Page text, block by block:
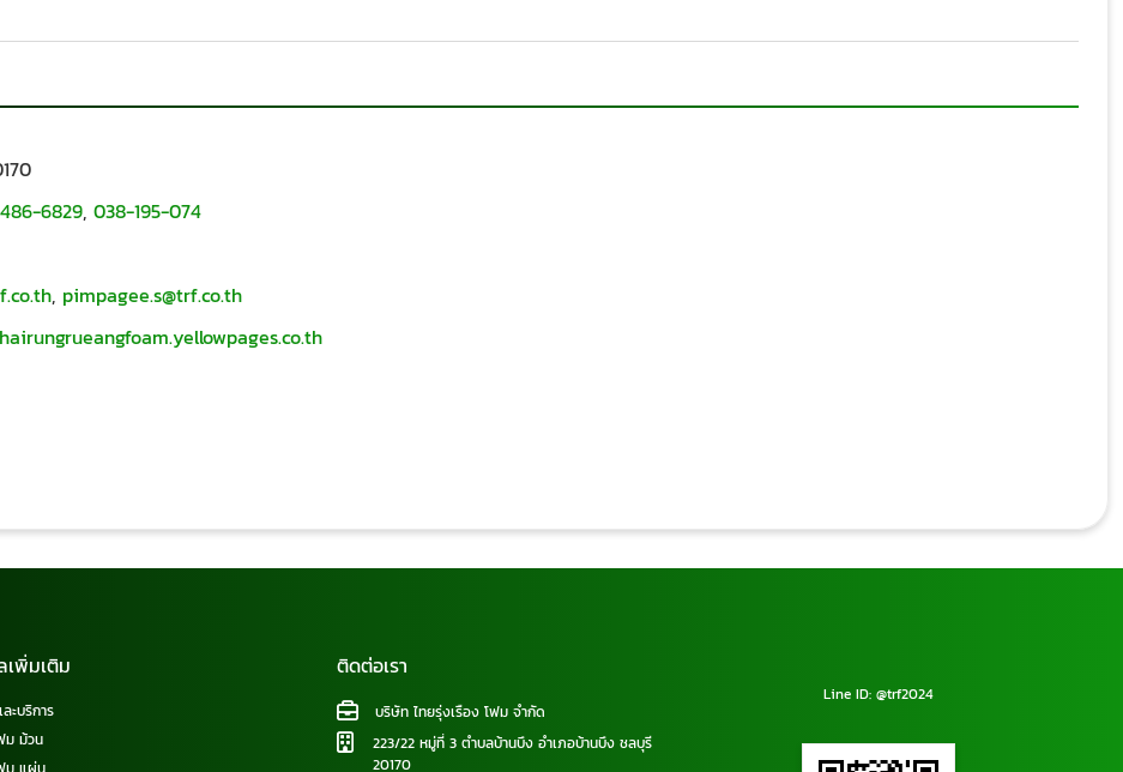
6829, 038-195-074
, pimpagee.s@trf.co.th
พิ่มเติม
ละบริการ
ม ม้วน
ติดต่อเรา
บริษัท ไทยรุ่งเรือง โฟม จำกัด
223/22 หมู่ที่ 3 ตำบลบ้านบึง อำเภอบ้านบึง ชลบุรี
20170
Line ID: @trf2024